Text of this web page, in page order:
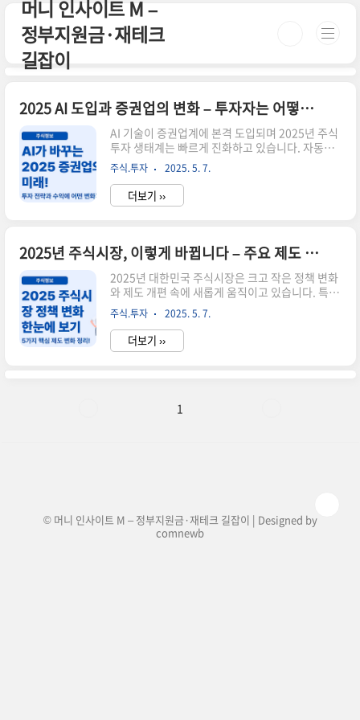
본문 바로가기
머니 인사이트 M –
정부지원금·재테크
길잡이
2025 AI 도입과 증권업의 변화 – 투자자는 어떻게 달라질까?
AI 기술이 증권업계에 본격 도입되며 2025년 주식
투자 생태계는 빠르게 진화하고 있습니다. 자동매
매 시스템부터 투자 리서치 자동화, 챗봇 기반 고객
응대까지. 기존의 사람 중심 산업이 점차 알고리즘
중심으로 옮겨가는 흐름 속에서, 투자자는 어떤 준
비를 해야 할까요?🤖 AI가 바꾸는 증권업의 핵심
뉴스·공시 기반 종목 분석 자동 생성고객응대 자동
화 – 챗GPT 기반 AI상담 서비스 증권사 도입📊 실
제 도입 사례들증권사AI 서비스 도입 내용NH투자
증권AI 애널리스트 기반 리포트 추천미래에셋자동
매매 '엠클럽 AI' 운영키움증권챗봇 상담 + 포트폴
리오 자동 제안📈 투자자에게 주는 기회와 리스크
기회: AI 시..
주식.투자 2025. 5. 7.
더보기 ››
2025년 주식시장, 이렇게 바뀝니다 – 주요 제도 변화 총정리
2025년 대한민국 주식시장은 크고 작은 정책 변화
와 제도 개편 속에 새롭게 움직이고 있습니다. 특히
상장폐지 요건 강화, 대체거래소 출범, AI 증권업
도입 가속화 등은 개인 투자자와 기관 투자자 모두
에게 실질적인 영향을 주는 핵심 이슈로 떠오르고
있는데요. 이 허브글에서는 2025년 주식시장과 관
업 증가 가능성② 대체거래소 '넥스트레이드' 출범
주식.투자 2025. 5. 7.
더보기 ››
1
© 머니 인사이트 M – 정부지원금·재테크 길잡이 | Designed by
comnewb